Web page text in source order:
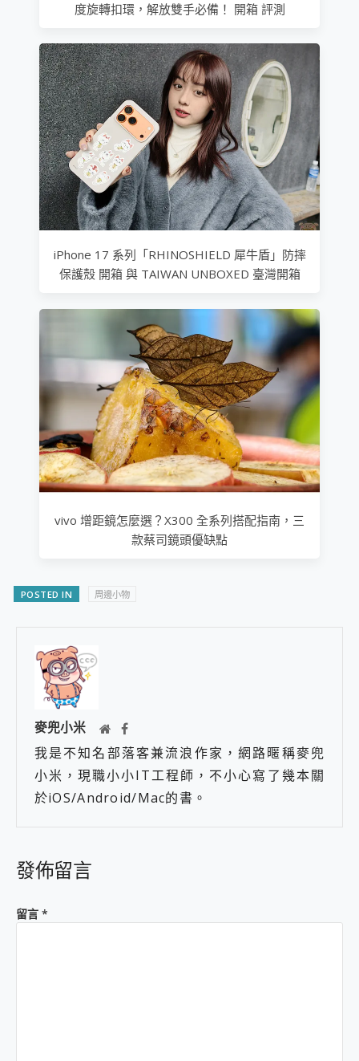
度旋轉扣環，解放雙手必備！ 開箱 評測
iPhone 17 系列「RHINOSHIELD 犀牛盾」防摔
保護殼 開箱 與 TAIWAN UNBOXED 臺灣開箱
vivo 增距鏡怎麼選？X300 全系列搭配指南，三
款蔡司鏡頭優缺點
POSTED IN 周邊小物
麥兜小米
我是不知名部落客兼流浪作家，網路暱稱麥兜
小米，現職小小IT工程師，不小心寫了幾本關
於iOS/Android/Mac的書。
發佈留言
留言 *